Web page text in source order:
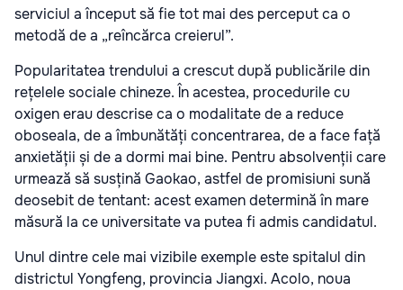
serviciul a început să fie tot mai des perceput ca o
metodă de a „reîncărca creierul”.
Popularitatea trendului a crescut după publicările din
rețelele sociale chineze. În acestea, procedurile cu
oxigen erau descrise ca o modalitate de a reduce
oboseala, de a îmbunătăți concentrarea, de a face față
anxietății și de a dormi mai bine. Pentru absolvenții care
urmează să susțină Gaokao, astfel de promisiuni sună
deosebit de tentant: acest examen determină în mare
măsură la ce universitate va putea fi admis candidatul.
Unul dintre cele mai vizibile exemple este spitalul din
districtul Yongfeng, provincia Jiangxi. Acolo, noua